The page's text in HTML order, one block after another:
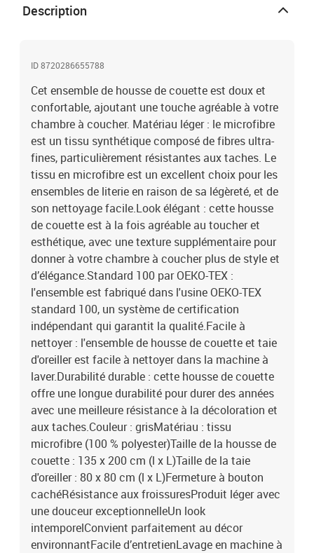
d’oreiller
Description
ID 8720286655788
Cet ensemble de housse de couette est doux et
confortable, ajoutant une touche agréable à votre
chambre à coucher. Matériau léger : le microfibre
est un tissu synthétique composé de fibres ultra-
fines, particulièrement résistantes aux taches. Le
tissu en microfibre est un excellent choix pour les
ensembles de literie en raison de sa légèreté, et de
son nettoyage facile.Look élégant : cette housse
de couette est à la fois agréable au toucher et
esthétique, avec une texture supplémentaire pour
donner à votre chambre à coucher plus de style et
d’élégance.Standard 100 par OEKO-TEX :
l'ensemble est fabriqué dans l'usine OEKO-TEX
standard 100, un système de certification
indépendant qui garantit la qualité.Facile à
nettoyer : l'ensemble de housse de couette et taie
d'oreiller est facile à nettoyer dans la machine à
laver.Durabilité durable : cette housse de couette
offre une longue durabilité pour durer des années
avec une meilleure résistance à la décoloration et
aux taches.Couleur : grisMatériau : tissu
microfibre (100 % polyester)Taille de la housse de
couette : 135 x 200 cm (l x L)Taille de la taie
d'oreiller : 80 x 80 cm (l x L)Fermeture à bouton
cachéRésistance aux froissuresProduit léger avec
une douceur exceptionnelleUn look
intemporelConvient parfaitement au décor
environnantFacile d’entretienLavage en machine à